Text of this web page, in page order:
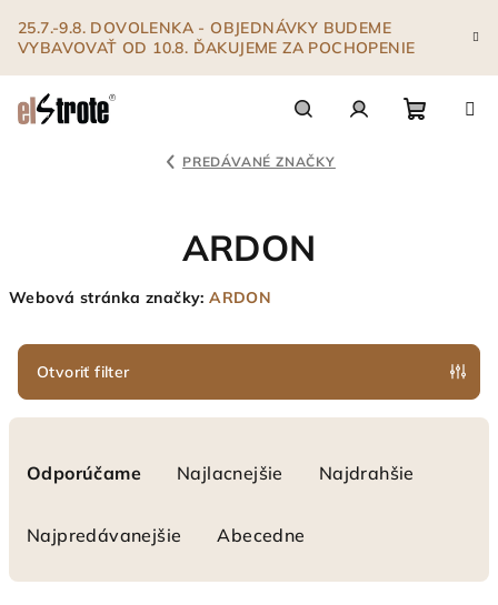
obsah
25.7.-9.8. DOVOLENKA - OBJEDNÁVKY BUDEME
VYBAVOVAŤ OD 10.8. ĎAKUJEME ZA POCHOPENIE
PREDÁVANÉ ZNAČKY
ARDON
Webová stránka značky:ARDON
Otvoriť filter
Odporúčame Najlacnejšie Najdrahšie
Najpredávanejšie Abecedne